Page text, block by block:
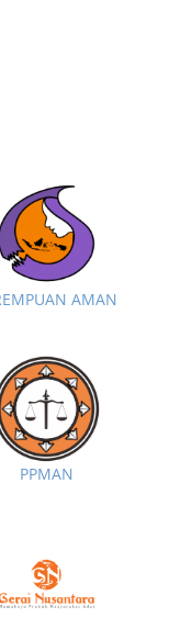
AMAN
PPMAN